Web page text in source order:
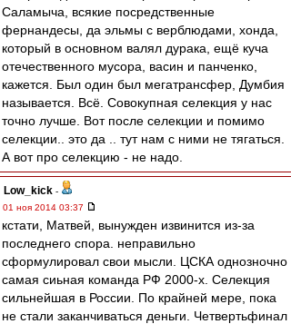
Саламыча, всякие посредственные
фернандесы, да эльмы с верблюдами, хонда,
который в основном валял дурака, ещё куча
отечественного мусора, васин и панченко,
кажется. Был один был мегатрансфер, Думбия
называется. Всё. Совокупная селекция у нас
точно лучше. Вот после селекции и помимо
селекции.. это да .. тут нам с ними не тягаться.
А вот про селекцию - не надо.
Low_kick -
01 ноя 2014 03:37
кстати, Матвей, вынужден извинится из-за
последнего спора. неправильно
сформулировал свои мысли. ЦСКА однозночно
самая сиьная команда РФ 2000-х. Селекция
сильнейшая в России. По крайней мере, пока
не стали заканчиваться деньги. Четвертьфинал